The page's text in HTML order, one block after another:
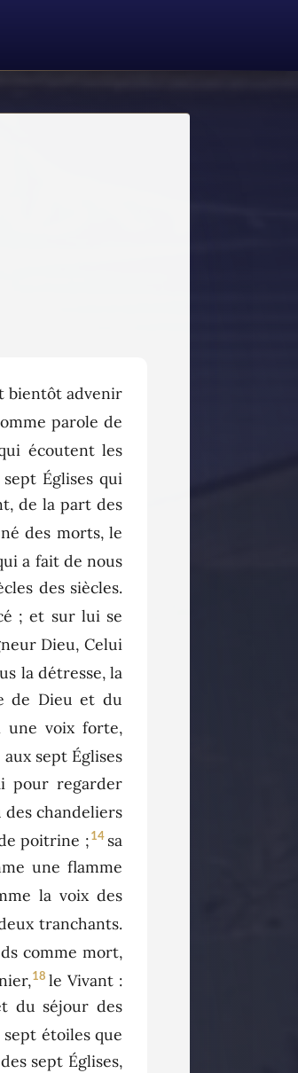
bientôt advenir
parole de
écoutent les
sept Églises qui
de la part des
des morts, le
a fait de nous
des siècles.
; et sur lui se
Dieu, Celui
la détresse, la
de Dieu et du
une voix forte,
sept Églises
pour regarder
chandeliers
poitrine ;14 sa
une flamme
la voix des
tranchants.
comme mort,
18 le Vivant :
du séjour des
étoiles que
sept Églises,